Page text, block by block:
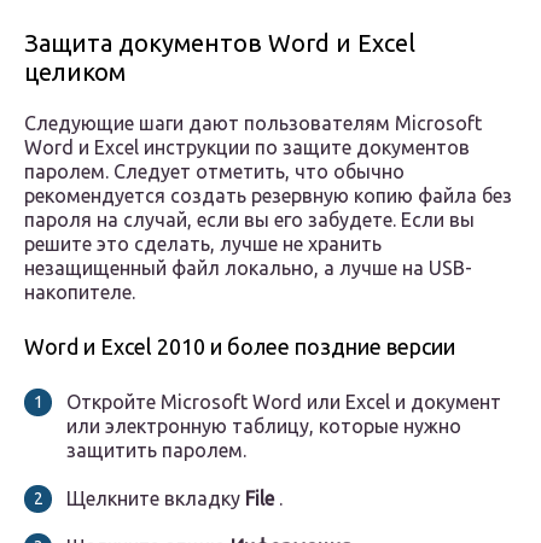
Защита документов Word и Excel
целиком
Следующие шаги дают пользователям Microsoft
Word и Excel инструкции по защите документов
паролем. Следует отметить, что обычно
рекомендуется создать резервную копию файла без
пароля на случай, если вы его забудете. Если вы
решите это сделать, лучше не хранить
незащищенный файл локально, а лучше на USB-
накопителе.
Word и Excel 2010 и более поздние версии
Откройте Microsoft Word или Excel и документ
или электронную таблицу, которые нужно
защитить паролем.
Щелкните вкладку File .